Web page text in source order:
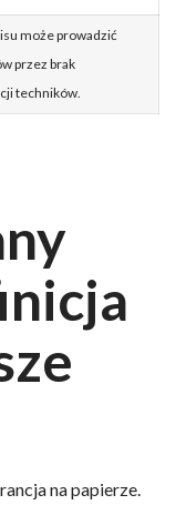
może prowadzić
przez brak
techników.
na papierze.